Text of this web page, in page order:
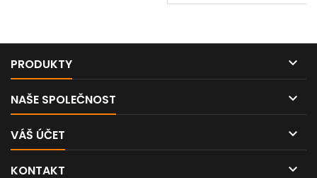
Specifikace: NMMA TC-W3 (R-
PRODUKTY 
NAŠE SPOLEČNOST 
VÁŠ ÚČET 
KONTAKT 